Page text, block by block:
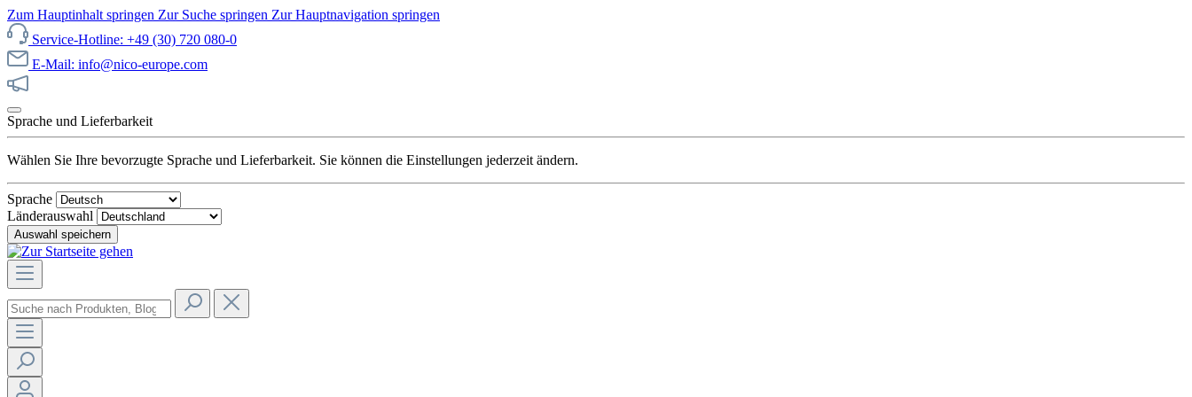
Zum Hauptinhalt springen Zur Suche springen Zur Hauptnavigation springen
Service-Hotline: +49 (30) 720 080-0
E-Mail: info@nico-europe.com
Sprache und Lieferbarkeit
Wählen Sie Ihre bevorzugte Sprache und Lieferbarkeit. Sie können die Einstellungen jederzeit ändern.
Sprache
Länderauswahl
Auswahl speichern